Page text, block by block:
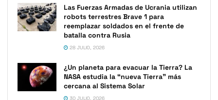
Las Fuerzas Armadas de Ucrania utilizan
robots terrestres Brave 1 para
reemplazar soldados en el frente de
batalla contra Rusia
28 JULIO, 2026
¿Un planeta para evacuar la Tierra? La
NASA estudia la “nueva Tierra” más
cercana al Sistema Solar
30 JULIO, 2026